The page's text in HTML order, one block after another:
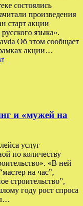
состоялись
произведения
старт акции
языка».
Об этом сообщает
акции…
и «мужей на
услуг
по количеству
«В ней
на час”,
строительство”,
году рост спроса